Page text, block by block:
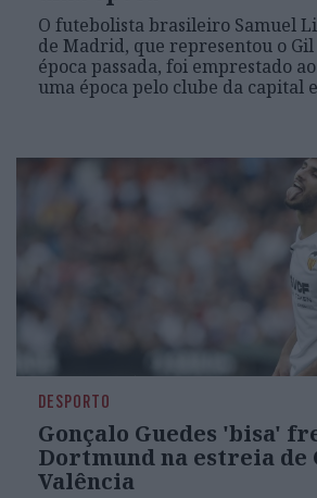
O futebolista brasileiro Samuel
de Madrid, que representou o
época passada, foi emprestado
uma época pelo clube da capital
DESPORTO
Gonçalo Guedes 'bisa'
Dortmund na estreia de
Valência